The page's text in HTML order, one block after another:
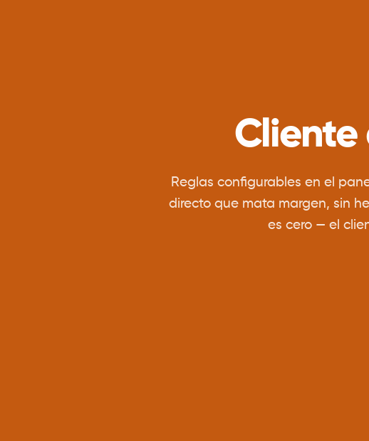
Cliente
Reglas configurables en el
directo que mata margen, sin
es cero — el